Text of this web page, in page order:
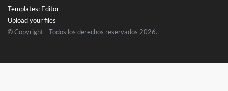
Templates: Editor
Upload your files
© Copyright - Todos los derechos reservados 2026.